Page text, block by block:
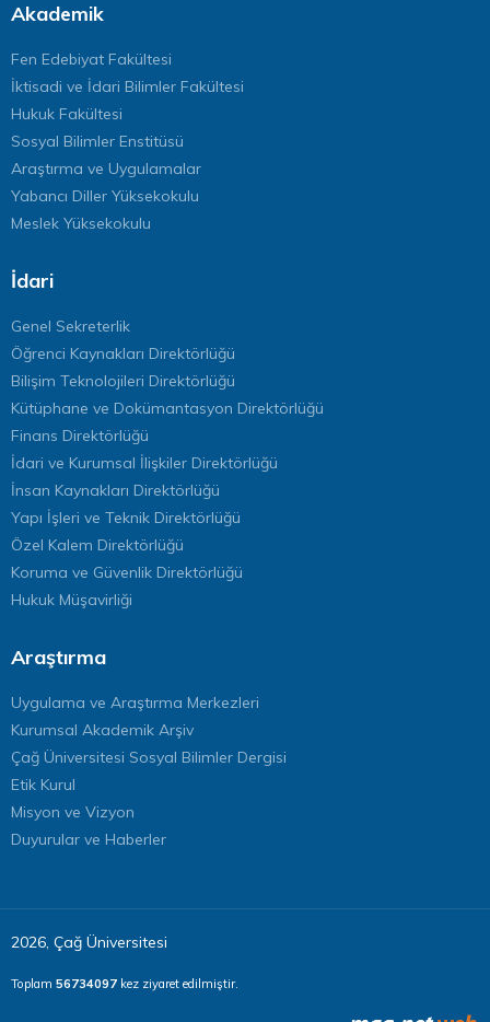
Akademik
Fen Edebiyat Fakültesi
İktisadi ve İdari Bilimler Fakültesi
Hukuk Fakültesi
Sosyal Bilimler Enstitüsü
Araştırma ve Uygulamalar
Yabancı Diller Yüksekokulu
Meslek Yüksekokulu
İdari
Genel Sekreterlik
Öğrenci Kaynakları Direktörlüğü
Bilişim Teknolojileri Direktörlüğü
Kütüphane ve Dokümantasyon Direktörlüğü
Finans Direktörlüğü
İdari ve Kurumsal İlişkiler Direktörlüğü
İnsan Kaynakları Direktörlüğü
Yapı İşleri ve Teknik Direktörlüğü
Özel Kalem Direktörlüğü
Koruma ve Güvenlik Direktörlüğü
Hukuk Müşavirliği
Araştırma
Uygulama ve Araştırma Merkezleri
Kurumsal Akademik Arşiv
Çağ Üniversitesi Sosyal Bilimler Dergisi
Etik Kurul
Misyon ve Vizyon
Duyurular ve Haberler
2026, Çağ Üniversitesi
Toplam 56734097 kez ziyaret edilmiştir.